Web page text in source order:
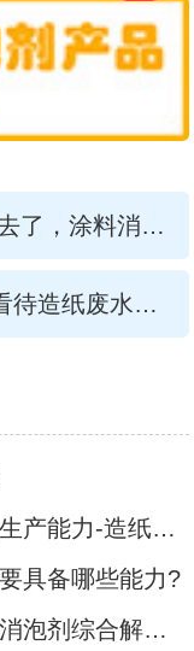
我不允许你再LOW下去了，涂料消泡剂教你怎么提升
造纸废水处理是怎么看待造纸废水处理消泡剂的，你知道吗？
如何提高造纸企业生产效率与生产能力-造纸消泡剂
具备哪些能力?
造纸各工段起泡的危害及造纸消泡剂综合解决方案